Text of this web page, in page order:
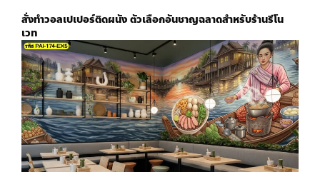
สั่งทำวอลเปเปอร์ติดผนังตัวเลือกอันชาญฉลาดสำหรับร้านรีโน
เวท